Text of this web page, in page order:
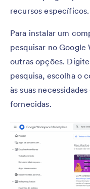
recursos específicos.
Para instalar um
pesquisar no
outras opções.
pesquisa, escolha o
às suas
fornecidas.